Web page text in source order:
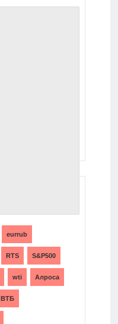
eurrub
RTS S&P500
wti Алроса
ВТБ